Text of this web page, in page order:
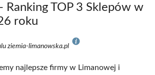
Ranking TOP 3 Sklepów w
roku
ziemia-limanowska.pl
najlepsze firmy w Limanowej i